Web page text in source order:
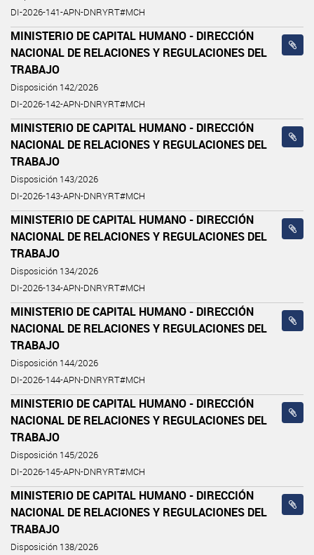
DI-2026-141-APN-DNRYRT#MCH
MINISTERIO DE CAPITAL HUMANO - DIRECCIÓN
NACIONAL DE RELACIONES Y REGULACIONES DEL
TRABAJO
Disposición 142/2026
DI-2026-142-APN-DNRYRT#MCH
MINISTERIO DE CAPITAL HUMANO - DIRECCIÓN
NACIONAL DE RELACIONES Y REGULACIONES DEL
TRABAJO
Disposición 143/2026
DI-2026-143-APN-DNRYRT#MCH
MINISTERIO DE CAPITAL HUMANO - DIRECCIÓN
NACIONAL DE RELACIONES Y REGULACIONES DEL
TRABAJO
Disposición 134/2026
DI-2026-134-APN-DNRYRT#MCH
MINISTERIO DE CAPITAL HUMANO - DIRECCIÓN
NACIONAL DE RELACIONES Y REGULACIONES DEL
TRABAJO
Disposición 144/2026
DI-2026-144-APN-DNRYRT#MCH
MINISTERIO DE CAPITAL HUMANO - DIRECCIÓN
NACIONAL DE RELACIONES Y REGULACIONES DEL
TRABAJO
Disposición 145/2026
DI-2026-145-APN-DNRYRT#MCH
MINISTERIO DE CAPITAL HUMANO - DIRECCIÓN
NACIONAL DE RELACIONES Y REGULACIONES DEL
TRABAJO
Disposición 138/2026